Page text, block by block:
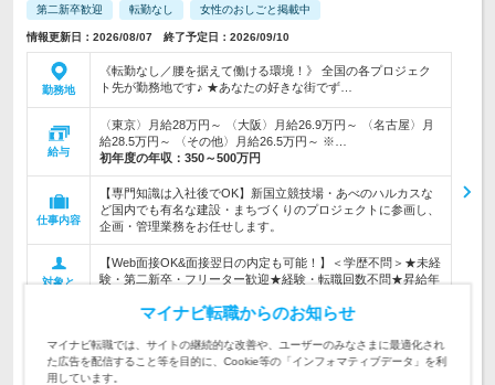
第二新卒歓迎 転勤なし 女性のおしごと掲載中
情報更新日：2026/08/07 終了予定日：2026/09/10
勤務地
《転勤なし／腰を据えて働ける環境！》 全国の各プロジェク
ト先が勤務地です♪ ★あなたの好きな街でず…
給与
〈東京〉月給28万円～ 〈大阪〉月給26.9万円～ 〈名古屋〉月
給28.5万円～ 〈その他〉月給26.5万円～ ※…
初年度の年収： 350～500万円
仕事内容
【専門知識は入社後でOK】新国立競技場・あべのハルカスな
ど国内でも有名な建設・まちづくりのプロジェクトに参画し、
企画・管理業務をお任せします。
対象と
【Web面接OK&面接翌日の内定も可能！】＜学歴不問＞★未経
験・第二新卒・フリーター歓迎★経験・転職回数不問★昇給年
設立：2019年6月／従業員数：8,119人／本社所在
地：東京都
マイナビ転職からのお知らせ
マイナビ転職では、サイトの継続的な改善や、ユーザーのみなさまに最適化され
た広告を配信すること等を目的に、Cookie等の「インフォマティブデータ」を利
用しています。